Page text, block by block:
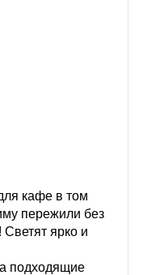
кафе в том
пережили без
Светят ярко и
подходящие